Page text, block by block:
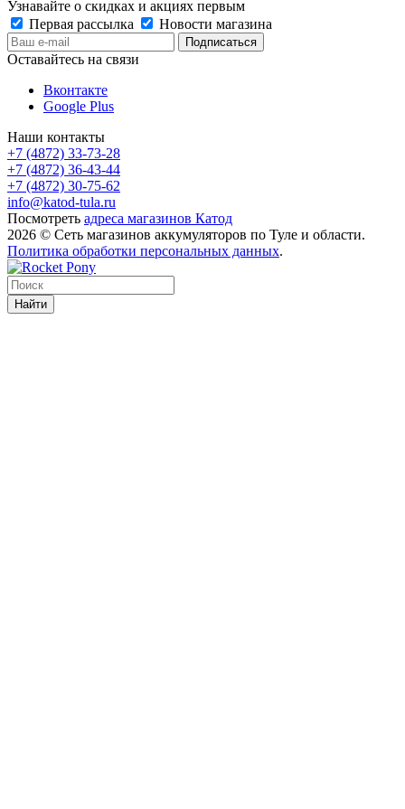
Узнавайте о скидках и акциях первым
Первая рассылка
Новости магазина
Оставайтесь на связи
Вконтакте
Google Plus
Наши контакты
+7 (4872) 33-73-28
+7 (4872) 36-43-44
+7 (4872) 30-75-62
info@katod-tula.ru
Посмотреть адреса магазинов Катод
2026 © Сеть магазинов аккумуляторов по Туле и области.
Политика обработки персональных данных.
Найти